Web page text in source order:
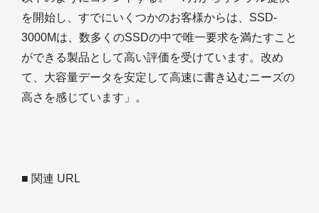
を開始し、すでにいくつかのお客様からは、SSD-
3000Mは、数多くのSSDの中で唯一要求を満たすこと
ができる製品として高い評価を受けています。改め
て、大容量データを安定して高速に書き込むニーズの
高さを感じています」。
■ 関連 URL